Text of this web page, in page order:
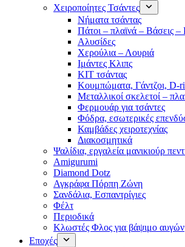
Χειροποίητες Τσάντες
Νήματα τσάντας
Πάτοι – πλαϊνά – Βάσεις –
Αλυσίδες
Χερούλια – Λουριά
Ιμάντες Κλιπς
ΚΙΤ τσάντας
Κουμπώματα, Γάντζοι, D-
Μεταλλικοί σκελετοί –
Φερμουάρ για τσάντες
Φόδρα, εσωτερικές
Καμβάδες χειροτεχνίας
Διακοσμητικά
Ψαλίδια, εργαλεία μανικιούρ
Amigurumi
Diamond Dotz
Αγκράφα Πόρπη Ζώνη
Σανδάλια, Εσπαντρίγιες
Φέλτ
Περιοδικά
Κλωστές Φλος για βάψιμο αυγών
Εποχές